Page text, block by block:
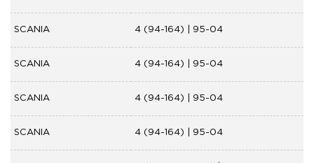
SCANIA 4 (94-164) | 95-04
SCANIA 4 (94-164) | 95-04
SCANIA 4 (94-164) | 95-04
SCANIA 4 (94-164) | 95-04